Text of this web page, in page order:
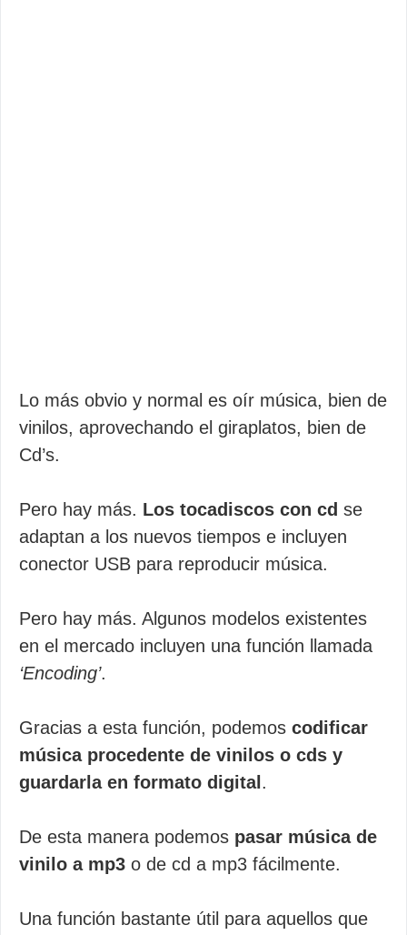
Lo más obvio y normal es oír música, bien de
vinilos, aprovechando el giraplatos, bien de
Cd’s.
Pero hay más. Los tocadiscos con cd se
adaptan a los nuevos tiempos e incluyen
conector USB para reproducir música.
Pero hay más. Algunos modelos existentes
en el mercado incluyen una función llamada
‘Encoding’.
Gracias a esta función, podemos codificar
música procedente de vinilos o cds y
guardarla en formato digital .
De esta manera podemos pasar música de
vinilo a mp3 o de cd a mp3 fácilmente.
Una función bastante útil para aquellos que